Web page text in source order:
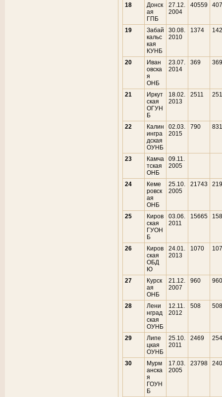
18
Донск
ая
ГПБ
27.12.
2004
40559
19
Забай
кальс
кая
КУНБ
30.08.
2010
1374
20
Иван
овска
я
ОНБ
23.07.
2014
369 369
21
Иркут
ская
ОГУН
Б
18.02.
2013
2511
22
Калин
ингра
дская
ОУНБ
02.03.
2015
790 831
23
Камча
тская
ОНБ
09.11.
2005
24
Кеме
ровск
ая
ОНБ
25.10.
2005
21743
25
Киров
ская
ГУОН
Б
03.06.
2011
15665
26
Киров
ская
ОБД
Ю
24.01.
2013
1070
27
Курск
ая
ОНБ
21.12.
2007
960 960
28
Лени
нград
ская
ОУНБ
12.11.
2012
508 508
29
Липе
цкая
ОУНБ
25.10.
2011
2469
30
Мурм
анска
я
ГОУН
Б
17.03.
2005
23798